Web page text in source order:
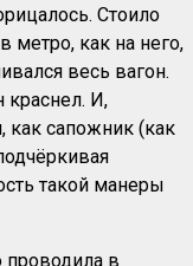
Стоило
метро, как на него,
весь вагон.
краснел. И,
как сапожник (как
такой манеры
проводила в